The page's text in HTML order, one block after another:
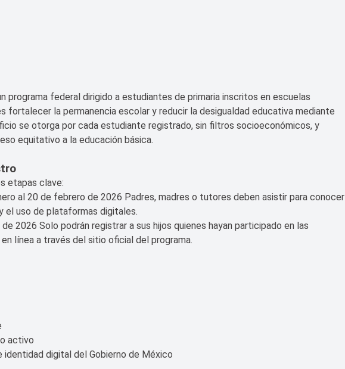
programa federal dirigido a estudiantes de primaria inscritos en escuelas
fortalecer la permanencia escolar y reducir la desigualdad educativa mediante
se otorga por cada estudiante registrado, sin filtros socioeconómicos, y
equitativo a la educación básica.
etapas clave:
al 20 de febrero de 2026 Padres, madres o tutores deben asistir para conocer
el uso de plataformas digitales.
2026 Solo podrán registrar a sus hijos quienes hayan participado en las
línea a través del sitio oficial del programa.
activo
digital del Gobierno de México